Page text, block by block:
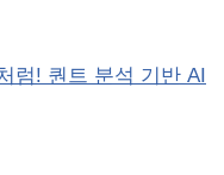
럼! 퀀트 분석 기반 AI